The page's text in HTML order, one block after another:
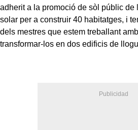
adherit a la promoció de sòl públic de
solar per a construir 40 habitatges, i
dels mestres que estem treballant
transformar-los en dos edificis de